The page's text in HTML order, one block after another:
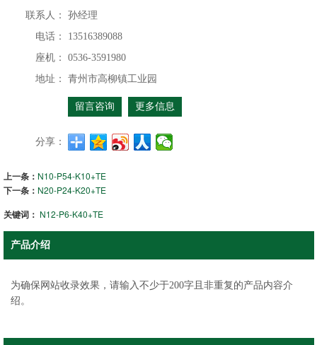
联系人：
孙经理
电话：
13516389088
座机：
0536-3591980
地址：
青州市高柳镇工业园
留言咨询 更多信息
分享：
上一条： N10-P54-K10+TE
下一条： N20-P24-K20+TE
关键词： N12-P6-K40+TE
产品介绍
为确保网站收录效果，请输入不少于200字且非重复的产品内容介
绍。